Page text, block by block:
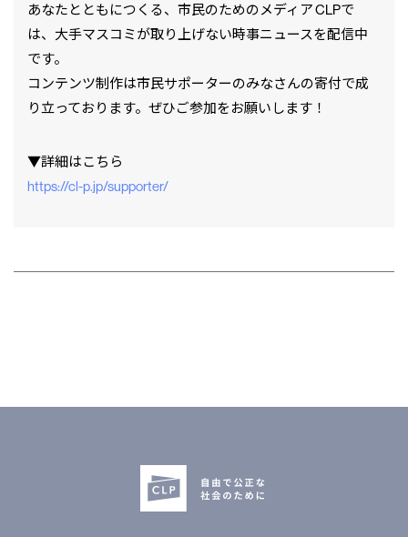
あなたとともにつくる、市民のためのメディア CLPで
は、大手マスコミが取り上げない時事ニュースを配信中
です。
コンテンツ制作は市民サポーターのみなさんの寄付で成
り立っております。ぜひご参加をお願いします！
▼詳細はこちら⁠
⁠⁠⁠https://cl-p.jp/supporter/